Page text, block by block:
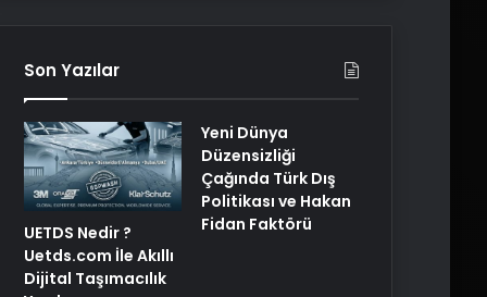
Son Yazılar
UETDS Nedir ?
Uetds.com İle Akıllı
Dijital Taşımacılık
Yeni Dünya
Düzensizliği
Çağında Türk Dış
Politikası ve Hakan
Fidan Faktörü